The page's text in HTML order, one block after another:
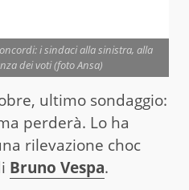
i sindaci alla sinistra, alla
dei voti (foto Ansa)
ultimo sondaggio:
perderà. Lo ha
rilevazione choc
Bruno Vespa.